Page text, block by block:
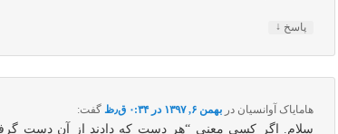
پاسخ ↓
هامایاک آوانسیان در بهمن ۶, ۱۳۹۷ در ۰:۳۴ ق٫ظ گفت:
سلام. اگر کسی معنی “هر دست که دادند از آن دست